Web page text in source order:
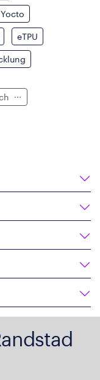
Yocto
eTPU